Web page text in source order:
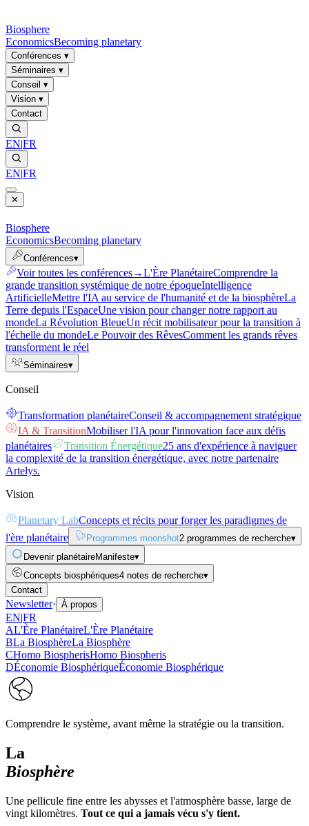
Biosphere
EconomicsBecoming planetary
Conférences ▾
Séminaires ▾
Conseil ▾
Vision ▾
Contact
EN|FR
EN|FR
✕
Biosphere
EconomicsBecoming planetary
Conférences▾
Voir toutes les conférences→L'Ère PlanétaireComprendre la
grande transition systémique de notre époqueIntelligence
ArtificielleMettre l'IA au service de l'humanité et de la biosphèreLa
Terre depuis l'EspaceUne vision pour changer notre rapport au
mondeLa Révolution BleueUn récit mobilisateur pour la transition à
l'échelle du mondeLe Pouvoir des RêvesComment les grands rêves
transforment le réel
Séminaires▾
Conseil
Transformation planétaireConseil & accompagnement stratégique
IA & TransitionMobiliser l'IA pour l'innovation face aux défis
planétaires
Transition Énergétique25 ans d'expérience à naviguer
la complexité de la transition énergétique, avec notre partenaire
Artelys.
Vision
Planetary LabConcepts et récits pour forger les paradigmes de
l'ère planétaire
Programmes moonshot2 programmes de recherche▾
Devenir planétaireManifeste▾
Concepts biosphériques4 notes de recherche▾
Contact
Newsletter· À propos
EN|FR
AL'Ère PlanétaireL'Ère Planétaire
BLa BiosphèreLa Biosphère
CHomo BiospherisHomo Biospheris
DÉconomie BiosphériqueÉconomie Biosphérique
Comprendre le système, avant même la stratégie ou la transition.
La
Biosphère
Une pellicule fine entre les abysses et l'atmosphère basse, large de
vingt kilomètres. Tout ce qui a jamais vécu s'y tient.